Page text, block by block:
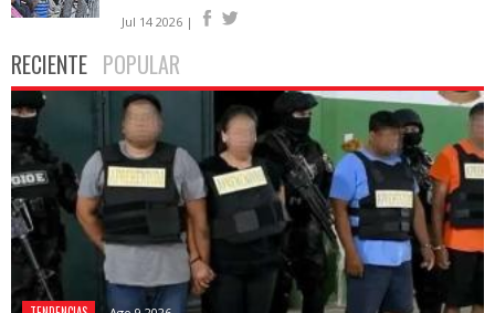
Jul 14 2026 |
RECIENTE POPULAR